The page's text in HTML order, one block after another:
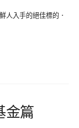
人入手的絕佳標的．
金篇